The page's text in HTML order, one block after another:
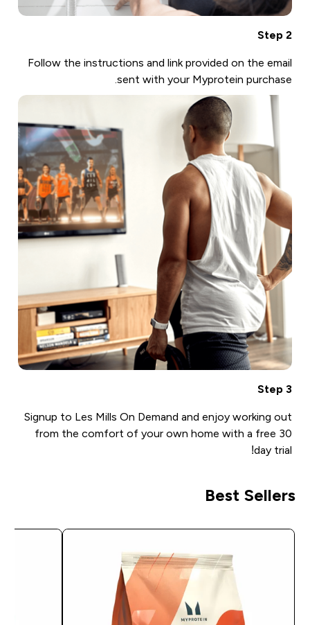
Step 2
Follow the instructions and link provided on the email
sent with your Myprotein purchase.
Step 3
Signup to Les Mills On Demand and enjoy working out
from the comfort of your own home with a free 30
day trial!
Best Sellers